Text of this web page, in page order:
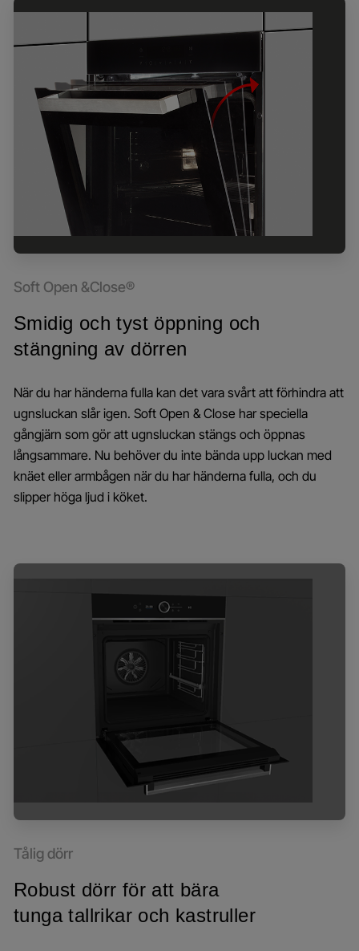
Soft Open &Close®
Smidig och tyst öppning och
stängning av dörren
När du har händerna fulla kan det vara svårt att förhindra att
ugnsluckan slår igen. Soft Open & Close har speciella
gångjärn som gör att ugnsluckan stängs och öppnas
långsammare. Nu behöver du inte bända upp luckan med
knäet eller armbågen när du har händerna fulla, och du
slipper höga ljud i köket.
Tålig dörr
Robust dörr för att bära
tunga tallrikar och kastruller